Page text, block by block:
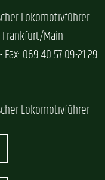
Lokomotivführer
Main
069 40 57 09-21 29
Lokomotivführer